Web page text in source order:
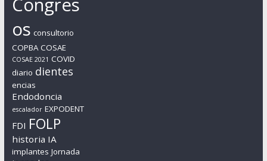
Congres
os consultorio
COPBA COSAE
COSAE 2021 COVID
diario dientes
encias
Endodoncia
escalador EXPODENT
FDI FOLP
historia IA
implantes Jornada